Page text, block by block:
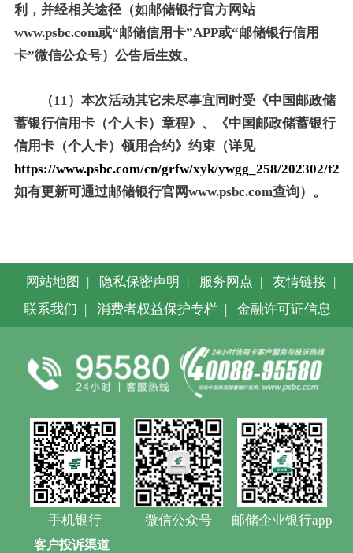
利，并经相关途径（如邮储银行官方网站
www.psbc.com或“邮储信用卡”APP或“邮储银行信用
卡”微信公众号）公告后生效。
（11）本次活动其它未尽事宜同时受《中国邮政储
蓄银行信用卡（个人卡）章程》、《中国邮政储蓄银行
信用卡（个人卡）领用合约》约束（详见
https://www.psbc.com/cn/grfw/xyk/ywgg_258/202302/
如有更新可通过邮储银行官网www.psbc.com查询）。
网站地图 | 隐私保密声明 | 服务网点 | 友情链接 |
联系我们 | 消费者权益保护专栏 | 金融许可证信息
手机银行 微信公众号 邮储企业银行app
客户投诉渠道